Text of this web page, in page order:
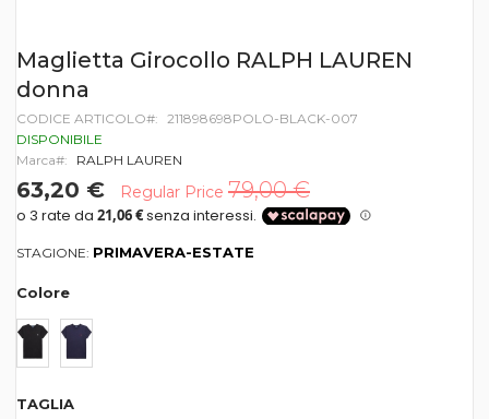
Vai
all'inizio
della
di
immagini
Maglietta Girocollo RALPH LAUREN
donna
CODICE ARTICOLO
211898698POLO-BLACK-007
DISPONIBILE
Marca
RALPH LAUREN
63,20 € Regular Price 79,00 €
STAGIONE: PRIMAVERA-ESTATE
Colore
TAGLIA